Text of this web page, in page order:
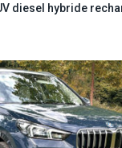
diesel hybride